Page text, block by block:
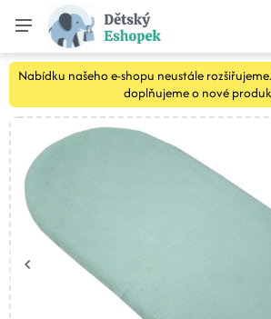
Nabídku našeho e-shopu neustále
doplňujeme o nové